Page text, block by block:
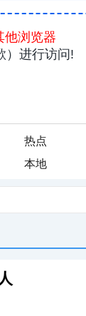
热点
本地